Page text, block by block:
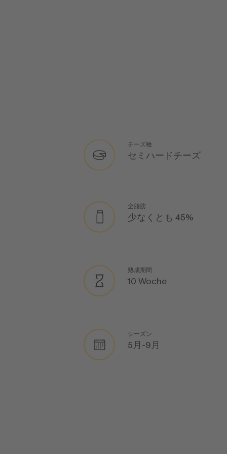
チーズ種
セミハードチーズ
全脂肪
少なくとも 45%
熟成期間
10 Woche
シーズン
5月-9月